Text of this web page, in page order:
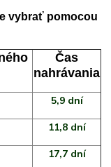
vybrať pomocou
Čas
nahrávania
5,9 dní
11,8 dní
17,7 dní